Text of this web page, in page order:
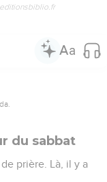
du sabbat
prière. Là, il y a